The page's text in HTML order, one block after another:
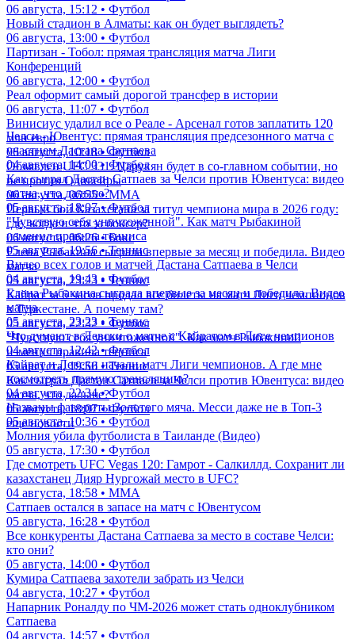
06 августа, 15:12 • Футбол
Новый стадион в Алматы: как он будет выглядеть?
06 августа, 13:00 • Футбол
Партизан - Тобол: прямая трансляция матча Лиги
Конференций
06 августа, 12:00 • Футбол
Реал оформит самый дорогой трансфер в истории
06 августа, 11:07 • Футбол
Винисиус удалил все о Реале - Арсенал готов заплатить 120
млн евро
06 августа, 10:18 • Футбол
Объявлен UFC 331: Царукян будет в со-главном событии, но
не против Оливейры
06 августа, 06:55 • ММА
Первый бой Казахстана за титул чемпиона мира в 2026 году:
где, когда и что за боксер?
06 августа, 06:26 • Бокс
Елена Рыбакина сыграла впервые за месяц и победила. Видео
матча
05 августа, 23:23 • Теннис
Кайрат за 6 часов продал все билеты на матч Лиги чемпионов
в Туркестане. А почему там?
05 августа, 22:32 • Футбол
"Чувствую себя уничтоженной". Как матч Рыбакиной
изменил правила тенниса
05 августа, 19:56 • Теннис
Как сыграл Дастан Сатпаев за Челси против Ювентуса: видео
матча, что дальше?
05 августа, 18:07 • Футбол
еще новости
Челси - Ювентус: прямая трансляция предсезонного матча с
участием Дастана Сатпаева
04 августа, 14:00 • Футбол
Как сыграл Дастан Сатпаев за Челси против Ювентуса: видео
матча, что дальше?
05 августа, 18:07 • Футбол
"Чувствую себя уничтоженной". Как матч Рыбакиной
изменил правила тенниса
05 августа, 19:56 • Теннис
Видео всех голов и матчей Дастана Сатпаева в Челси
04 августа, 19:43 • Футбол
Елена Рыбакина сыграла впервые за месяц и победила. Видео
матча
05 августа, 23:23 • Теннис
Что думают в Левски о матче с Кайратом в Лиге чемпионов
04 августа, 12:42 • Футбол
Кайрат и Левски начали матч Лиги чемпионов. А где мне
посмотреть прямую трансляцию?
04 августа, 22:34 • Футбол
Названы фавориты Золотого мяча. Месси даже не в Топ-3
05 августа, 10:36 • Футбол
Молния убила футболиста в Таиланде (Видео)
05 августа, 17:30 • Футбол
Где смотреть UFC Vegas 120: Гамрот - Салкиллд. Сохранит ли
казахстанец Дияр Нургожай место в UFC?
04 августа, 18:58 • ММА
Сатпаев остался в запасе на матч с Ювентусом
05 августа, 16:28 • Футбол
Все конкуренты Дастана Сатпаева за место в составе Челси:
кто они?
05 августа, 14:00 • Футбол
Кумира Сатпаева захотели забрать из Челси
04 августа, 10:27 • Футбол
Напарник Роналду по ЧМ-2026 может стать одноклубником
Сатпаева
04 августа, 14:57 • Футбол